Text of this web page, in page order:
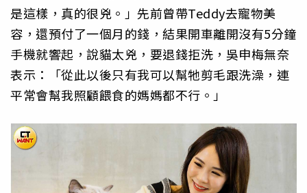
是這樣，真的很兇。」先前曾帶Teddy去寵物美
容，還預付了一個月的錢，結果開車離開沒有5分鐘
手機就響起，說貓太兇，要退錢拒洗，吳申梅無奈
表示：「從此以後只有我可以幫牠剪毛跟洗澡，連
平常會幫我照顧餵食的媽媽都不行。」